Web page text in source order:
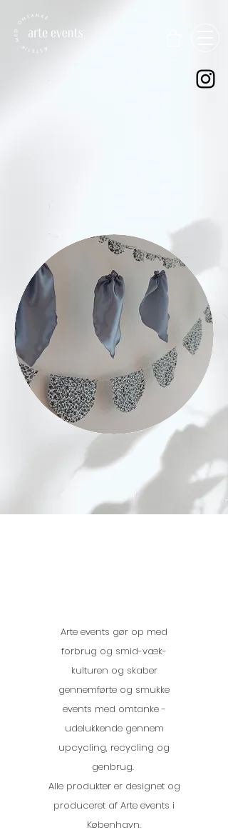
Arte events gør op med
forbrug og smid-væk-
kulturen og skaber
gennemførte og smukke
events med omtanke -
udelukkende gennem
upcycling, recycling og
genbrug.
Alle produkter er designet og
produceret af Arte events i
København.